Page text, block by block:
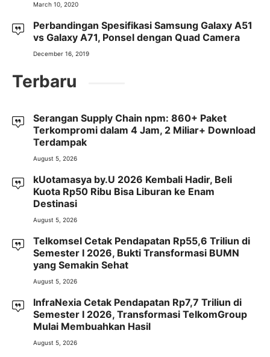
March 10, 2020
Perbandingan Spesifikasi Samsung Galaxy A51
vs Galaxy A71, Ponsel dengan Quad Camera
December 16, 2019
Terbaru
Serangan Supply Chain npm: 860+ Paket
Terkompromi dalam 4 Jam, 2 Miliar+ Download
Terdampak
August 5, 2026
kUotamasya by.U 2026 Kembali Hadir, Beli
Kuota Rp50 Ribu Bisa Liburan ke Enam
Destinasi
August 5, 2026
Telkomsel Cetak Pendapatan Rp55,6 Triliun di
Semester I 2026, Bukti Transformasi BUMN
yang Semakin Sehat
August 5, 2026
InfraNexia Cetak Pendapatan Rp7,7 Triliun di
Semester I 2026, Transformasi TelkomGroup
Mulai Membuahkan Hasil
August 5, 2026